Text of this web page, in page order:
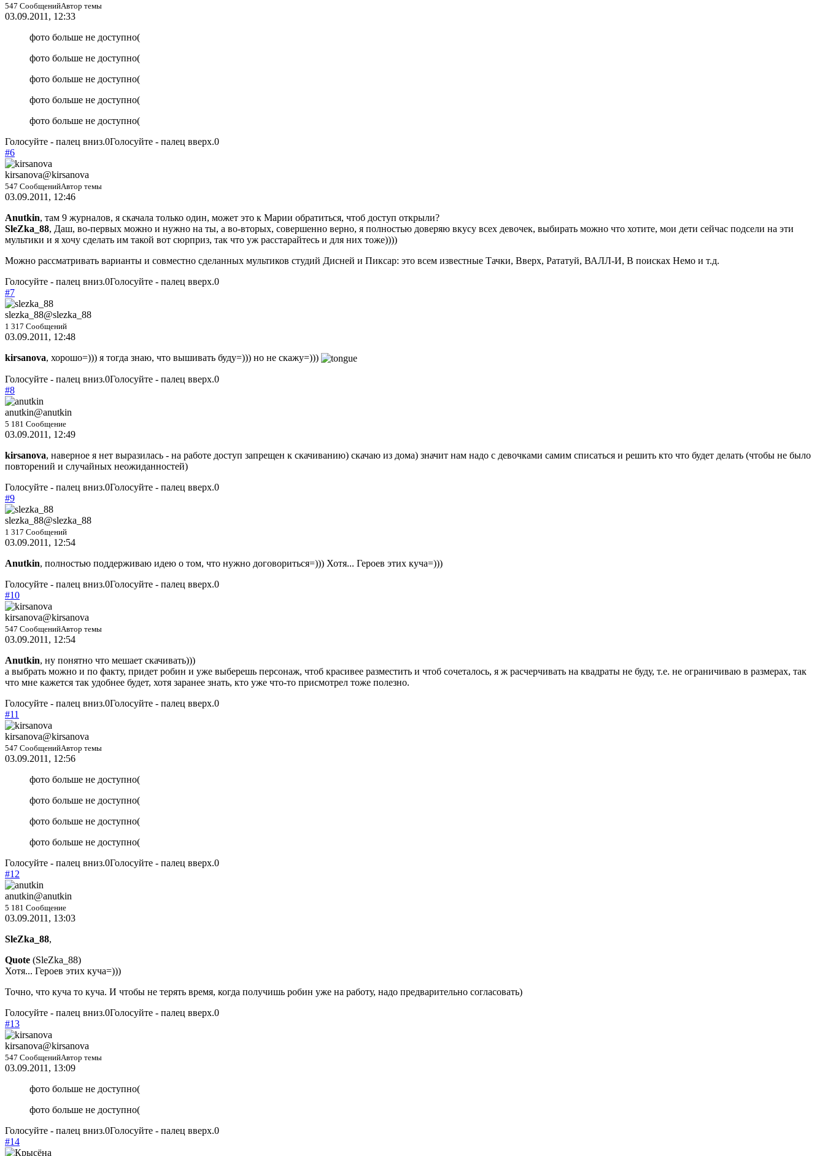
547 СообщенийАвтор темы
03.09.2011, 12:33
фото больше не доступно(
фото больше не доступно(
фото больше не доступно(
фото больше не доступно(
фото больше не доступно(
Голосуйте - палец вниз.0Голосуйте - палец вверх.0
#6
kirsanova@kirsanova
547 СообщенийАвтор темы
03.09.2011, 12:46
Anutkin, там 9 журналов, я скачала только один, может это к Марии обратиться, чтоб доступ открыли?
SleZka_88, Даш, во-первых можно и нужно на ты, а во-вторых, совершенно верно, я полностью доверяю вкусу всех девочек, выбирать можно что хотите, мои дети сейчас подсели на эти
мультики и я хочу сделать им такой вот сюрприз, так что уж расстарайтесь и для них тоже))))
Можно рассматривать варианты и совместно сделанных мультиков студий Дисней и Пиксар: это всем известные Тачки, Вверх, Рататуй, ВАЛЛ-И, В поисках Немо и т.д.
Голосуйте - палец вниз.0Голосуйте - палец вверх.0
#7
slezka_88@slezka_88
1 317 Сообщений
03.09.2011, 12:48
kirsanova, хорошо=))) я тогда знаю, что вышивать буду=))) но не скажу=)))
Голосуйте - палец вниз.0Голосуйте - палец вверх.0
#8
anutkin@anutkin
5 181 Сообщение
03.09.2011, 12:49
kirsanova, наверное я нет выразилась - на работе доступ запрещен к скачиванию) скачаю из дома) значит нам надо с девочками самим списаться и решить кто что будет делать (чтобы не было
повторений и случайных неожиданностей)
Голосуйте - палец вниз.0Голосуйте - палец вверх.0
#9
slezka_88@slezka_88
1 317 Сообщений
03.09.2011, 12:54
Anutkin, полностью поддерживаю идею о том, что нужно договориться=))) Хотя... Героев этих куча=)))
Голосуйте - палец вниз.0Голосуйте - палец вверх.0
#10
kirsanova@kirsanova
547 СообщенийАвтор темы
03.09.2011, 12:54
Anutkin, ну понятно что мешает скачивать)))
а выбрать можно и по факту, придет робин и уже выберешь персонаж, чтоб красивее разместить и чтоб сочеталось, я ж расчерчивать на квадраты не буду, т.е. не ограничиваю в размерах, так
что мне кажется так удобнее будет, хотя заранее знать, кто уже что-то присмотрел тоже полезно.
Голосуйте - палец вниз.0Голосуйте - палец вверх.0
#11
kirsanova@kirsanova
547 СообщенийАвтор темы
03.09.2011, 12:56
фото больше не доступно(
фото больше не доступно(
фото больше не доступно(
фото больше не доступно(
Голосуйте - палец вниз.0Голосуйте - палец вверх.0
#12
anutkin@anutkin
5 181 Сообщение
03.09.2011, 13:03
SleZka_88,
Quote (SleZka_88)
Хотя... Героев этих куча=)))
Точно, что куча то куча. И чтобы не терять время, когда получишь робин уже на работу, надо предварительно согласовать)
Голосуйте - палец вниз.0Голосуйте - палец вверх.0
#13
kirsanova@kirsanova
547 СообщенийАвтор темы
03.09.2011, 13:09
фото больше не доступно(
фото больше не доступно(
Голосуйте - палец вниз.0Голосуйте - палец вверх.0
#14